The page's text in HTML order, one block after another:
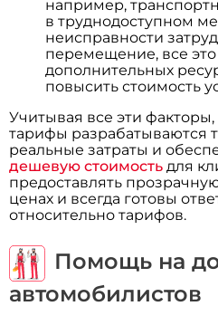
например,
в труднодоступном
неисправности
перемещение, все
дополнительных
повысить стоимость
Учитывая все эти
тарифы разрабатываются
реальные затраты и
дешевую стоимость для
предоставлять
ценах и всегда готовы
относительно тарифов.
Помощь на
автомобилистов